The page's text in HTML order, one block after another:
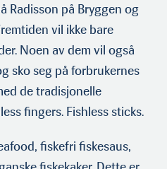
Radisson på Bryggen og
vil ikke bare
Noen av dem vil også
sko seg på forbrukernes
de tradisjonelle
fingers. Fishless sticks.
fiskefri fiskesaus,